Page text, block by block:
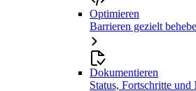
Optimieren
Barrieren gezielt
Dokumentieren
Status, Fortschritte